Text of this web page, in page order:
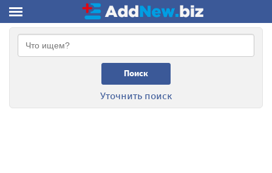
Поиск
Уточнить поиск